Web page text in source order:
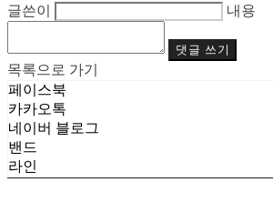
글쓴이
내용
댓글 쓰기
목록으로 가기
페이스북
카카오톡
네이버 블로그
밴드
라인